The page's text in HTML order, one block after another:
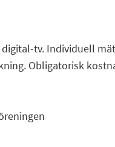
tv. Individuell
Obligatorisk